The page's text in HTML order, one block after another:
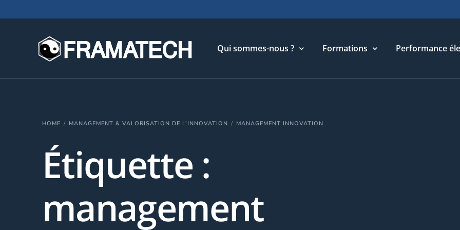
Qui sommes-nous ?
Notre métier
Formations
Cycle Relations Interculturelles
Performance
HOME MANAGEMENT & VALORISATION DE L’INNOVATION MANAGEMENT INNOVATION
Étiquette :
management